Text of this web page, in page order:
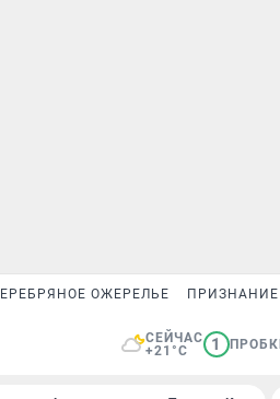
ОЖЕРЕЛЬЕ
СЕЙЧАС
+21°C
1